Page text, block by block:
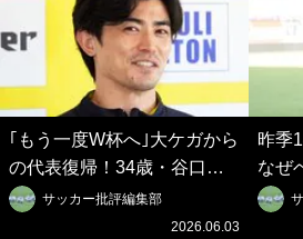
｢もう一度W杯へ｣大ケガから
の代表復帰！34歳・谷口彰
悟の奇跡を支えた日本資本の
ベルギークラブ、次なる野望
サッカー批評編集部
2026.06.03
昨季
なぜ
ブは
挙